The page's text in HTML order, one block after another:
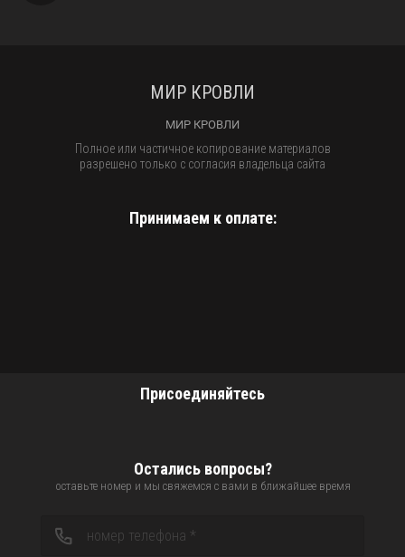
МИР КРОВЛИ
МИР КРОВЛИ
Полное или частичное копирование материалов
разрешено только с согласия владельца сайта
Принимаем к оплате:
Присоединяйтесь
Остались вопросы?
оставьте номер и мы свяжемся с вами в ближайшее время